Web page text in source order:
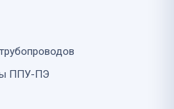
ППУ-ПЭ